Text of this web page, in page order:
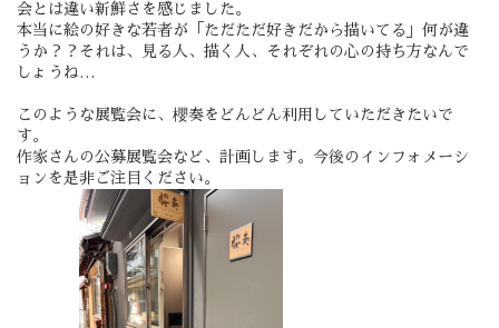
会とは違い新鮮さを感じました。
本当に絵の好きな若者が「ただただ好きだから描いてる」何が違
うか？？それは、見る人、描く人、それぞれの心の持ち方なんで
しょうね…
このような展覧会に、櫻奏をどんどん利用していただきたいで
す。
作家さんの公募展覧会など、計画します。今後のインフォメーシ
ョンを是非ご注目ください。